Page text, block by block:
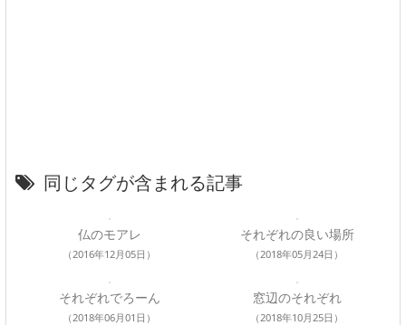
同じタグが含まれる記事
仏のモアレ
（2016年12月05日）
それぞれの良い場所
（2018年05月24日）
それぞれでろーん
（2018年06月01日）
窓辺のそれぞれ
（2018年10月25日）